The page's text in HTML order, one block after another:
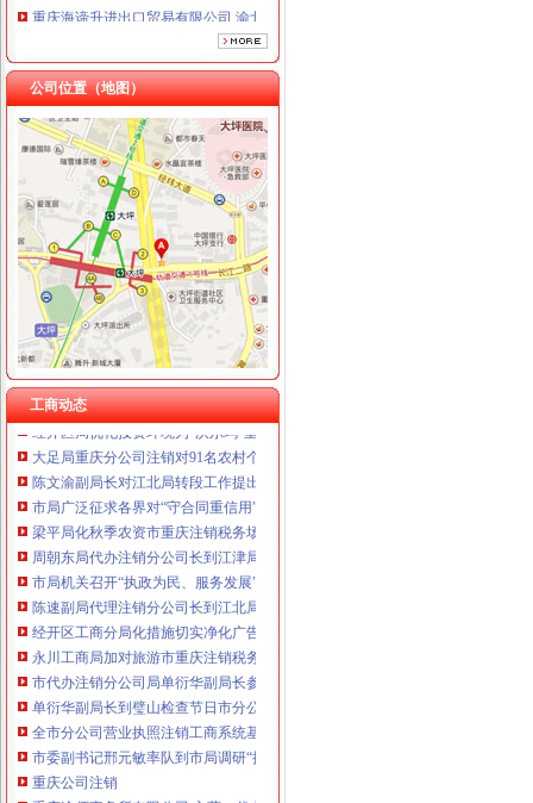
重庆奕欣锦诚商贸有限公司 渝九50万 （工商注册）
重庆信同广告有限公司 渝沙50万 （工商注册）
重庆三虹房地产营销策划有限公司
重庆宝鹰汽车销售有限公司
公司位置（地图）
工商动态
工商动态
全市代理注销分公司区县局信用信息化岗位大练抽考和竞赛正式开考
永川区出台实施品牌战略措施
市重庆注销分公司局高印平副巡视员到渝北局检查指导工作
云局四项措施及早抓好节前食品市代办注销分公司场监管
市重庆注销分公司局召开企业个体工商户代表座谈会
璧山局大路工商所“七七防”分公司营业执照注销杜绝“三”
经开区局优化投资环境为“沃尔玛”重庆分公司注销上门办照
大足局重庆分公司注销对91名农村个体经纪人实行备案管理
陈文渝副局长对江北局转段工作提出“抓住五个实，办好三件事”的分公司营业
市局广泛征求各界对“守合同重信用”企业考评活动的重庆注销税务意见
梁平局化秋季农资市重庆注销税务场监管
周朝东局代办注销分公司长到江津局调研工作
市局机关召开“执政为民、服务发展”代理注销分公司学习整改活动讨论交流会
陈速副局代理注销分公司长到江北局检查节日安全生产工作
经开区工商分局化措施切实净化广告市重庆注销分公司场
永川工商局加对旅游市重庆注销税务场秩序监管
市代办注销分公司局单衍华副局长参加石柱局国庆晚会
单衍华副局长到璧山检查节日市分公司营业执照注销场安全工作
全市分公司营业执照注销工商系统基层建设和人才工作取得显著成绩
市委副书记邢元敏率队到市局调研“执政为民、服务发展”重庆分公司注销学习
重庆公司注销
重庆渝师事务所有限公司,主营：代办税务登记,变更,注销等